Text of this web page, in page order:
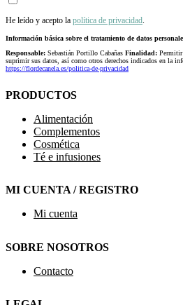
He leído y acepto la política de privacidad
Información básica sobre el tratamiento de datos
Responsable: Sebastián Portillo Cabañas Finalidad: Permitir
suprimir sus datos, así como otros derechos indicados en la
https://flordecanela.es/politica-de-privacidad
PRODUCTOS
Alimentación
Complementos
Cosmética
Té e infusiones
MI CUENTA / REGISTRO
Mi cuenta
SOBRE NOSOTROS
Contacto